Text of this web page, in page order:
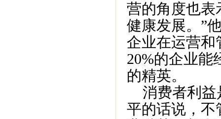
营的角度也表
健康发展。”
企业在运营和
20%的企业能
的精英。
消费者利益
平的话说，不